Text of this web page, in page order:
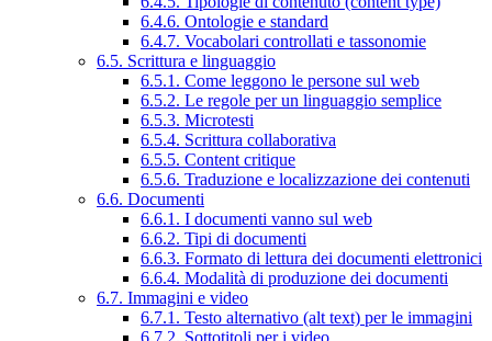
6.4.6. Ontologie e standard
6.4.7. Vocabolari controllati e tassonomie
6.5. Scrittura e linguaggio
6.5.1. Come leggono le persone sul web
6.5.2. Le regole per un linguaggio semplice
6.5.3. Microtesti
6.5.4. Scrittura collaborativa
6.5.5. Content critique
6.5.6. Traduzione e localizzazione dei contenuti
6.6. Documenti
6.6.1. I documenti vanno sul web
6.6.2. Tipi di documenti
6.6.3. Formato di lettura dei documenti elettronici
6.6.4. Modalità di produzione dei documenti
6.7. Immagini e video
6.7.1. Testo alternativo (alt text) per le immagini
6.7.2. Sottotitoli per i video